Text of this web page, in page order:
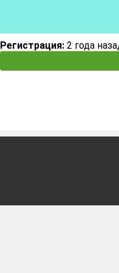
Регистрация: 2 года